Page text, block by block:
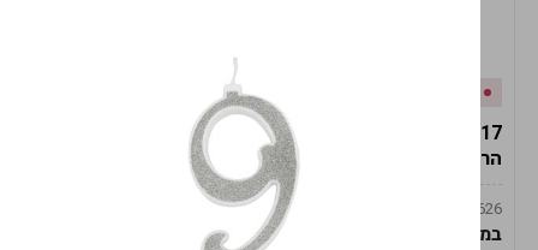
הרמס 19ס"מ -לבן נקי
9009492379626
במארז
במלאי
9009492379626
במארז